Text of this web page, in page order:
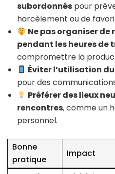
subordonnés pour
harcèlement ou de
Ne pas organiser de
pendant les heures de
compromettre la
Éviter l’utilisation
pour des
Préférer des lieux
rencontres, comme un
personnel.
Bonne
pratique
Impact